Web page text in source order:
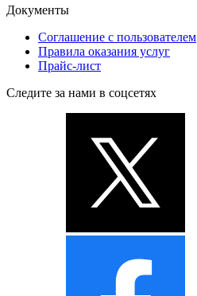
Документы
Соглашение с пользователем
Правила оказания услуг
Прайс-лист
Следите за нами в соцсетях